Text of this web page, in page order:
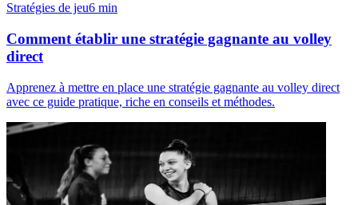
Stratégies de jeu6 min
Comment établir une stratégie gagnante au volley
direct
Apprenez à mettre en place une stratégie gagnante au volley direct
avec ce guide pratique, riche en conseils et méthodes.